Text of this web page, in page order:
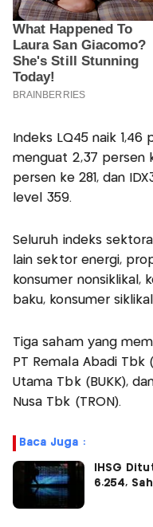
Indeks LQ45 naik 1,46
menguat 2,37 persen
persen ke 281, dan
level 359.
Seluruh indeks
lain sektor energi,
konsumer nonsiklikal,
baku, konsumer
Tiga saham yang
PT Remala Abadi Tbk
Utama Tbk (BUKK),
Nusa Tbk (TRON).
Baca Juga :
IHSG
6.254,